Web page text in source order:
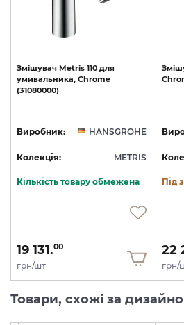
Змішувач Metris 110 для
умивальника, Chrome
(31080000)
Виробник: HANSGROHE
Колекція: METRIS
Кількість товару обмежена
19 131.00
грн/шт
Під
22
грн/
Товари, схожі за